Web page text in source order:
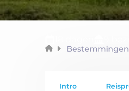
Bestemmingen
Intro